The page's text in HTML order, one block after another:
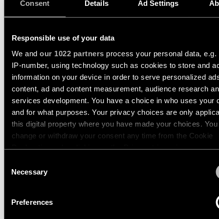
Consent Details Ad Settings
Responsible use of your data
We and our 1022 partners process your personal data, e.g.
IP-number, using technology such as cookies to store and
information on your device in order to serve personalized
content, ad and content measurement, audience research
services development. You have a choice in who uses your
and for what purposes. Your privacy choices are only
this digital property where you have made your choices. You
change or withdraw your consent any time from the Cookie
If you allow, we would also like to:
Identify your device by actively scanning it for
Selection
Necessary
Preferences
Storie
dei
designer
Storie
di
ingegneria
14232832
350MA955LM80LM/W
MARBUL KOMPAS
SUSPENDED
109 1X
MARBUL RECESSED
ADJUSTABLE 115 1X